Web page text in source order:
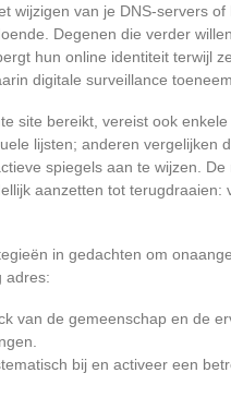
wijzigen van je DNS-servers
Degenen die verder
hun online identiteit terwijl
digitale surveillance
site bereikt, vereist ook
lijsten; anderen vergelijken
spiegels aan te wijzen.
aanzetten tot terugdraaien:
in gedachten om
adres:
van de gemeenschap en de
bij en activeer een